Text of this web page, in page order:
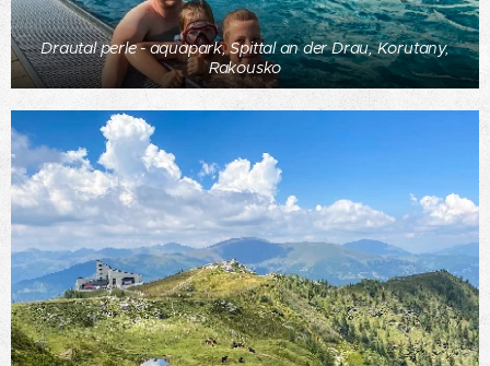
Drautal perle - aquapark, Spittal an der Drau, Korutany,
Rakousko